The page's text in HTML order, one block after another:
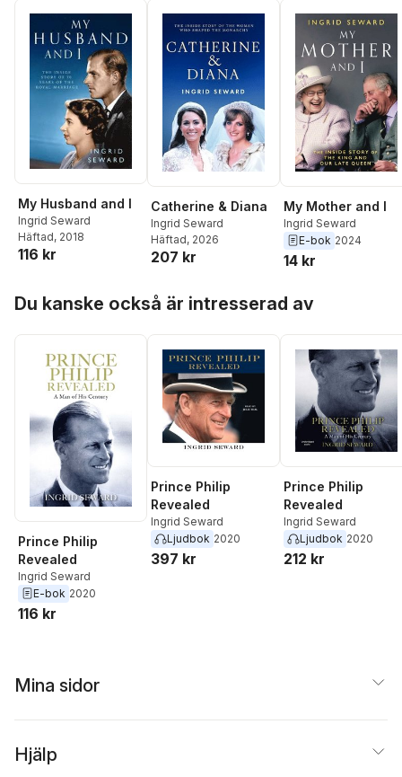
My Husband and I
Ingrid Seward
Häftad, 2018
116 kr
Catherine & Diana
Ingrid Seward
Häftad, 2026
207 kr
My Mother and I
Ingrid Seward
E-bok 2024
14 kr
Du kanske också är intresserad av
Prince Philip
Revealed
Ingrid Seward
E-bok 2020
116 kr
Prince Philip
Revealed
Ingrid Seward
Ljudbok 2020
397 kr
Prince Philip
Revealed
Ingrid Seward
Ljudbok 2020
212 kr
Mina sidor
Hjälp